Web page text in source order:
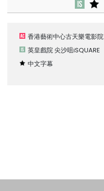
香港藝術中心古天樂電影院
英皇戲院 尖沙咀iSQUARE
中文字幕